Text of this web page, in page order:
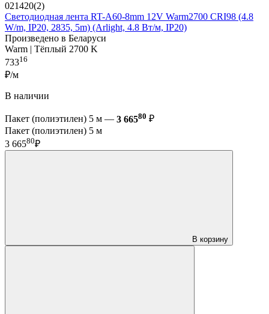
021420(2)
Светодиодная лента RT-A60-8mm 12V Warm2700 CRI98 (4.8
W/m, IP20, 2835, 5m) (Arlight, 4.8 Вт/м, IP20)
Произведено в Беларуси
Warm | Тёплый 2700 K
73316
₽/м
В наличии
Пакет (полиэтилен) 5 м — 3 66580 ₽
Пакет (полиэтилен) 5 м
3 66580₽
В корзину